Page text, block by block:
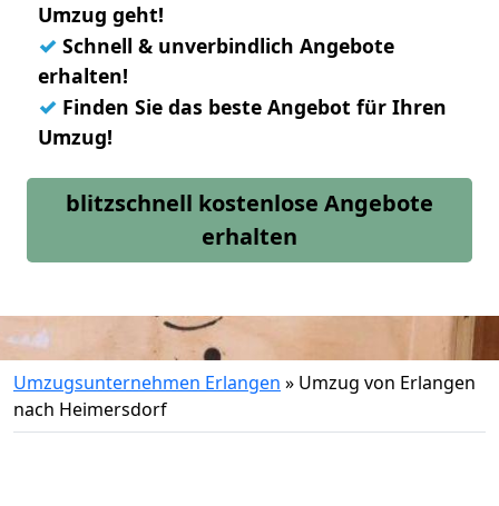
Umzug geht!
✓ Schnell & unverbindlich Angebote
erhalten!
✓ Finden Sie das beste Angebot für Ihren
Umzug!
blitzschnell kostenlose Angebote
erhalten
Umzugsunternehmen Erlangen » Umzug von Erlangen
nach Heimersdorf